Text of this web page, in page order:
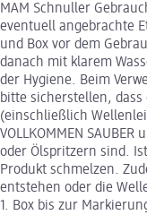
MAM Schnuller
eventuell angebrachte
und Box vor dem
danach mit klarem
der Hygiene. Beim
bitte sicherstellen, dass
(einschließlich
VOLLKOMMEN
oder Ölspritzern sind.
Produkt schmelzen.
entstehen oder die
1. Box bis zur